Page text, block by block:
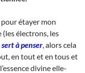
étayer mon
électrons, les
àpenser , alors cela
en tout et en tous et
divine elle-